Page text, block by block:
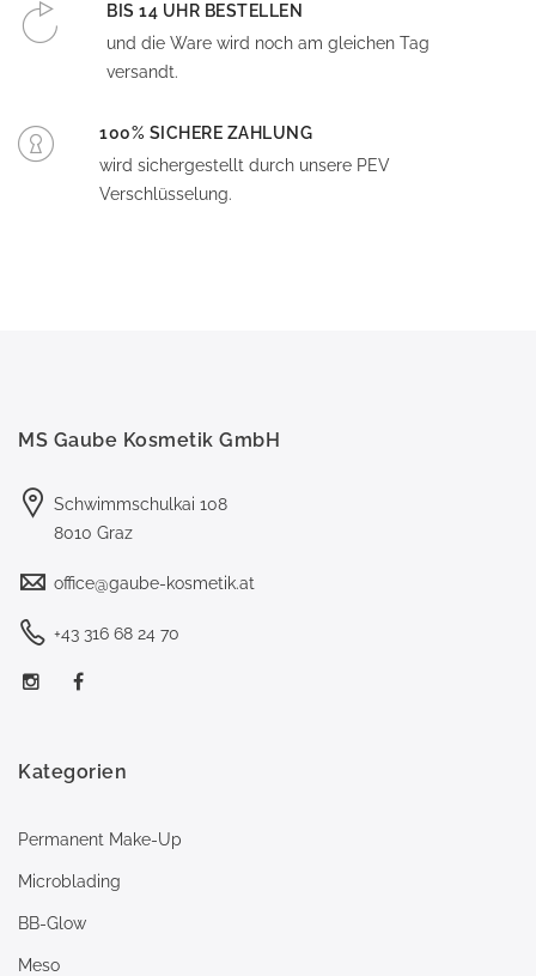
BIS 14 UHR BESTELLEN
und die Ware wird noch am gleichen Tag
versandt.
100% SICHERE ZAHLUNG
wird sichergestellt durch unsere PEV
Verschlüsselung.
MS Gaube Kosmetik GmbH
Schwimmschulkai 108
8010 Graz
office@gaube-kosmetik.at
+43 316 68 24 70
Kategorien
Permanent Make-Up
Microblading
BB-Glow
Meso